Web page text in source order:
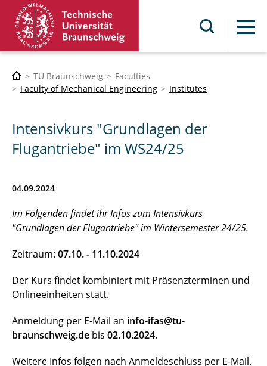
Menu
TU Braunschweig
Faculties
Faculty of Mechanical Engineering
Institutes
Intensivkurs "Grundlagen der
Flugantriebe" im WS24/25
04.09.2024
Im Folgenden findet ihr Infos zum Intensivkurs
"Grundlagen der Flugantriebe" im Wintersemester 24/25.
Zeitraum: 07.10. - 11.10.2024
Der Kurs findet kombiniert mit Präsenzterminen und
Onlineeinheiten statt.
Anmeldung per E-Mail an info-ifas@tu-
braunschweig.de bis 02.10.2024.
Weitere Infos folgen nach Anmeldeschluss per E-Mail.